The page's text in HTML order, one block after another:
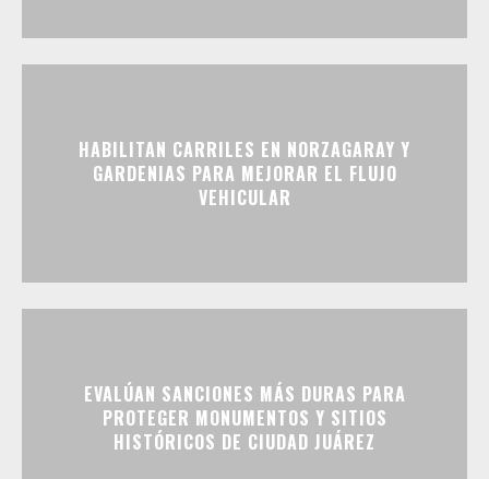
HABILITAN CARRILES EN NORZAGARAY Y
GARDENIAS PARA MEJORAR EL FLUJO
VEHICULAR
EVALÚAN SANCIONES MÁS DURAS PARA
PROTEGER MONUMENTOS Y SITIOS
HISTÓRICOS DE CIUDAD JUÁREZ